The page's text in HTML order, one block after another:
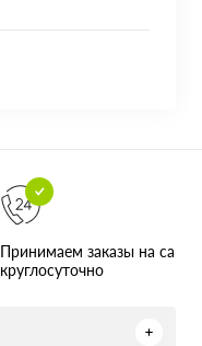
Принимаем заказы на сайте
круглосуточно